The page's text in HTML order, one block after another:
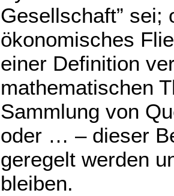
Gesellschaft” sei;
ökonomisches
einer Definition
mathematischen
Sammlung von
oder … – dieser
geregelt werden
bleiben.